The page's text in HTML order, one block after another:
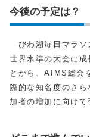
今後の予定は？
びわ湖毎日マラソ
世界水準の大会に
とから、AIMS総会
際的な知名度のさ
加者の増加に向けて